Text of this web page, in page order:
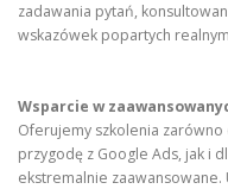
zadawania pytań,
wskazówek popartych
Wsparcie w
Oferujemy szkolenia
przygodę z Google Ads, jak i
ekstremalnie zaawansowane.